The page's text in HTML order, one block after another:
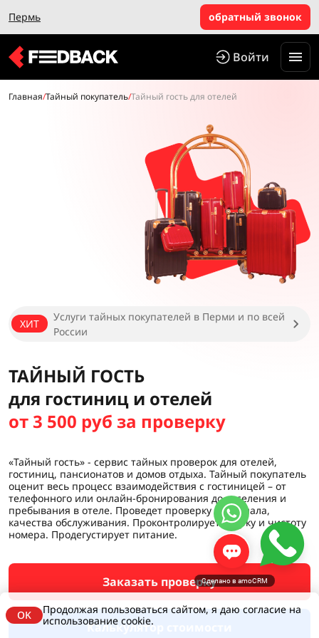
Пермь обратный звонок
Войти
Главная/Тайный покупатель/Тайный гость для отелей
ХИТ
Услуги тайных покупателей в Перми и по всей
России
ТАЙНЫЙ ГОСТЬ
для гостиниц и отелей
от 3 500 руб за проверку
«Тайный гость» - сервис тайных проверок для отелей,
гостиниц, пансионатов и домов отдыха. Тайный покупатель
оценит весь процесс взаимодействия с гостиницей – от
телефонного или онлайн-бронирования до заселения и
пребывания в отеле. Проведет проверку персонала,
качества обслуживания. Проконтролирует уборку и чистоту
номера. Продегустирует питание.
Заказать проверку
Калькулятор стоимости
OK
Продолжая пользоваться сайтом, я даю согласие на
использование cookie.
Сделано в amoCRM